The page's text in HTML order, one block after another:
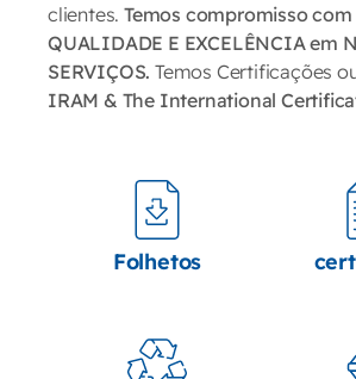
clientes. Temos compromisso
QUALIDADE E EXCELÊNCIA em
SERVIÇOS. Temos Certificações
IRAM & The International
Folhetos